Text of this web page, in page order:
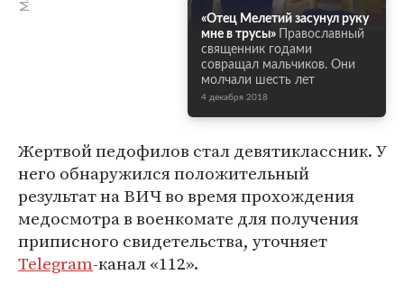
«Отец Мелетий засунул руку
мне в трусы»
Православный
священник годами
совращал мальчиков. Они
молчали шесть лет
4 декабря 2018
Жертвой педофилов стал девятиклассник. У
него обнаружился положительный
результат на ВИЧ во время прохождения
медосмотра в военкомате для получения
приписного свидетельства, уточняет
Telegram-канал «112».